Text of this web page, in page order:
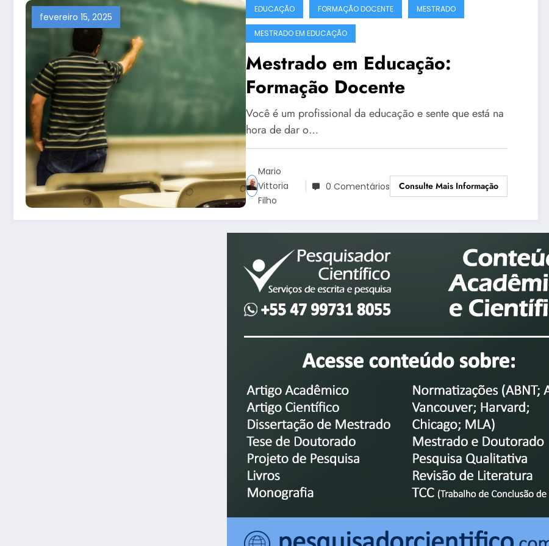
fevereiro 15, 2025
EDUCAÇÃO FORMAÇÃO DOCENTE MESTRADO
MESTRADO EM EDUCAÇÃO
Mestrado em Educação:
Formação Docente
Você é um profissional da educação e sente que está na
hora de dar o…
Mario
Vittoria
Filho
0 Comentários Consulte Mais Informação